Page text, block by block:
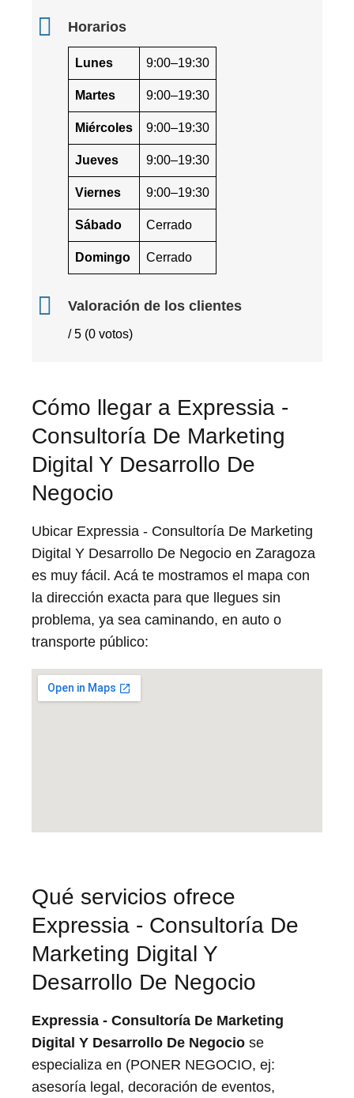
Horarios
Lunes 9:00–19:30
Martes 9:00–19:30
Miércoles 9:00–19:30
Jueves 9:00–19:30
Viernes 9:00–19:30
Sábado Cerrado
Domingo Cerrado
Valoración de los clientes
/ 5 (0 votos)
Cómo llegar a Expressia -
Consultoría De Marketing
Digital Y Desarrollo De
Negocio
Ubicar Expressia - Consultoría De Marketing
Digital Y Desarrollo De Negocio en Zaragoza
es muy fácil. Acá te mostramos el mapa con
la dirección exacta para que llegues sin
problema, ya sea caminando, en auto o
transporte público:
Qué servicios ofrece
Expressia - Consultoría De
Marketing Digital Y
Desarrollo De Negocio
Expressia - Consultoría De Marketing
Digital Y Desarrollo De Negocio se
especializa en (PONER NEGOCIO, ej:
asesoría legal, decoración de eventos,